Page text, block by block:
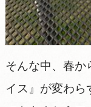
そんな中、春か
イス』が変わら